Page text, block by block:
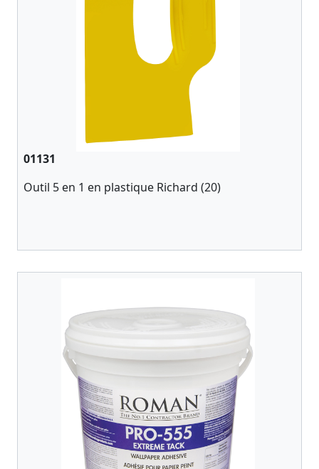
01131
Outil 5 en 1 en plastique Richard (20)